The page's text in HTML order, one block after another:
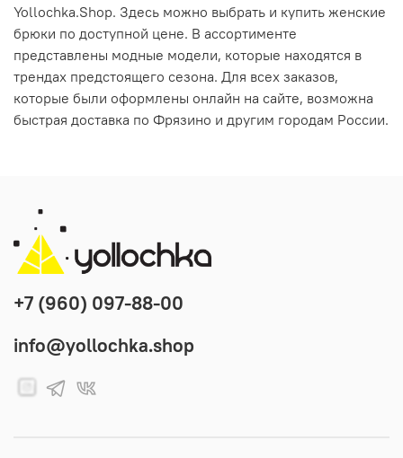
Yollochka.Shop. Здесь можно выбрать и купить женские
брюки по доступной цене. В ассортименте
представлены модные модели, которые находятся в
трендах предстоящего сезона. Для всех заказов,
которые были оформлены онлайн на сайте, возможна
быстрая доставка по Фрязино и другим городам России.
+7 (960) 097-88-00
info@yollochka.shop